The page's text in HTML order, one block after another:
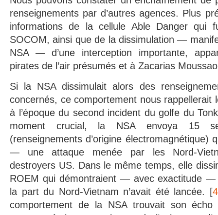
renseignements par d’autres agences. Plus
informations de la cellule Able Danger qui
SOCOM, ainsi que de la dissimulation —
NSA — d’une interception importante,
pirates de l’air présumés et à Zacarias
Si la NSA dissimulait alors des
concernés, ce comportement nous rappellerait
à l’époque du second incident du golfe du
moment crucial, la NSA envoya 15
(renseignements d’origine
— une attaque menée par les Nord-
destroyers US. Dans le même temps, elle
ROEM qui démontraient — avec exactitude —
la part du Nord-Vietnam n’avait été lancée. [
comportement de la NSA trouvait son